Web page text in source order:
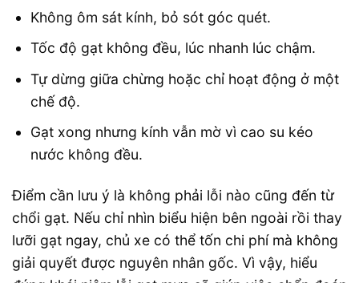
Không ôm sát kính, bỏ sót góc quét.
Tốc độ gạt không đều, lúc nhanh lúc chậm.
Tự dừng giữa chừng hoặc chỉ hoạt động ở một
chế độ.
Gạt xong nhưng kính vẫn mờ vì cao su kéo
nước không đều.
Điểm cần lưu ý là không phải lỗi nào cũng đến từ
chổi gạt. Nếu chỉ nhìn biểu hiện bên ngoài rồi thay
lưỡi gạt ngay, chủ xe có thể tốn chi phí mà không
giải quyết được nguyên nhân gốc. Vì vậy, hiểu